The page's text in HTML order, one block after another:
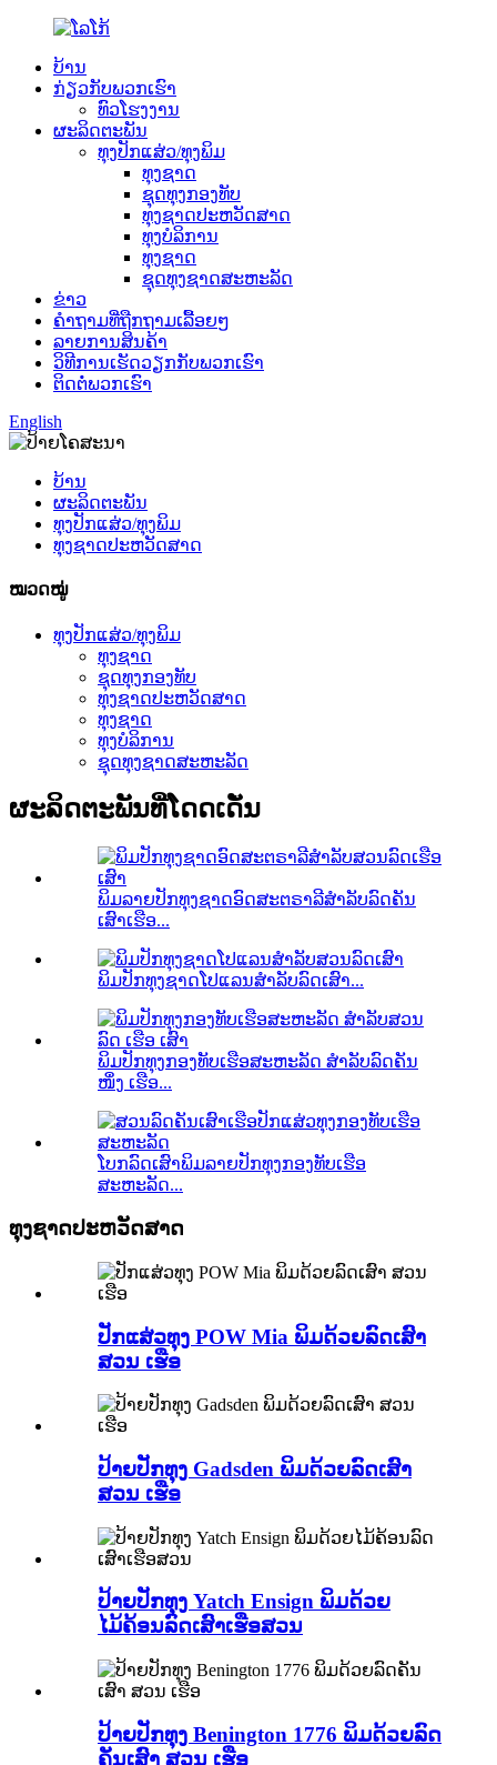
ບ້ານ
ກ່ຽວກັບພວກເຮົາ
ທົວໂຮງງານ
ຜະລິດຕະພັນ
ທຸງປັກແສ່ວ/ທຸງພິມ
ທຸງຊາດ
ຊຸດທຸງກອງທັບ
ທຸງຊາດປະຫວັດສາດ
ທຸງບໍລິການ
ທຸງຊາດ
ຊຸດທຸງຊາດສະຫະລັດ
ຂ່າວ
ຄຳຖາມທີ່ຖືກຖາມເລື້ອຍໆ
ລາຍການສິນຄ້າ
ວິທີການເຮັດວຽກກັບພວກເຮົາ
ຕິດຕໍ່ພວກເຮົາ
English
ບ້ານ
ຜະລິດຕະພັນ
ທຸງປັກແສ່ວ/ທຸງພິມ
ທຸງຊາດປະຫວັດສາດ
ໝວດໝູ່
ທຸງປັກແສ່ວ/ທຸງພິມ
ທຸງຊາດ
ຊຸດທຸງກອງທັບ
ທຸງຊາດປະຫວັດສາດ
ທຸງຊາດ
ທຸງບໍລິການ
ຊຸດທຸງຊາດສະຫະລັດ
ຜະລິດຕະພັນທີ່ໂດດເດັ່ນ
ພິມລາຍປັກທຸງຊາດອົດສະຕຣາລີສຳລັບລົດຄັນ
ເສົາເຮືອ...
ພິມປັກທຸງຊາດໂປແລນສຳລັບລົດເສົາ...
ພິມປັກທຸງກອງທັບເຮືອສະຫະລັດ ສຳລັບລົດຄັນ
ໜຶ່ງ ເຮືອ...
ໂບກລົດເສົາພິມລາຍປັກທຸງກອງທັບເຮືອ
ສະຫະລັດ...
ທຸງຊາດປະຫວັດສາດ
ປັກແສ່ວທຸງ POW Mia ພິມດ້ວຍລົດເສົາ
ສວນ ເຮືອ
ປ້າຍປັກທຸງ Gadsden ພິມດ້ວຍລົດເສົາ
ສວນ ເຮືອ
ປ້າຍປັກທຸງ Yatch Ensign ພິມດ້ວຍ
ໄມ້ຄ້ອນລົດເສົາເຮືອສວນ
ປ້າຍປັກທຸງ Benington 1776 ພິມດ້ວຍລົດ
ຄັນເສົາ ສວນ ເຮືອ